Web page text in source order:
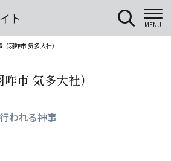
ト MENU
羽咋市 気多大社）
市 気多大社）
われる神事